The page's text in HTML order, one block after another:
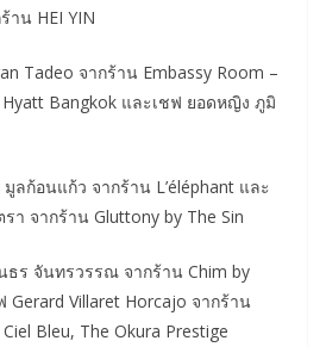
าน HEI YIN
Tadeo จากร้าน Embassy Room –
Hyatt Bangkok และเชฟ ยอดหญิง ภูมิ
ลก้อนแก้ว จากร้าน L’éléphant และ
า จากร้าน Gluttony by The Sin
ร จันทรวรรณ จากร้าน Chim by
Gerard Villaret Horcajo จากร้าน
Bleu, The Okura Prestige